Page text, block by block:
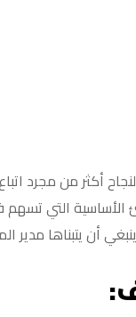
أكثر من مجرد
الأساسية التي
أن يتبناها مدير